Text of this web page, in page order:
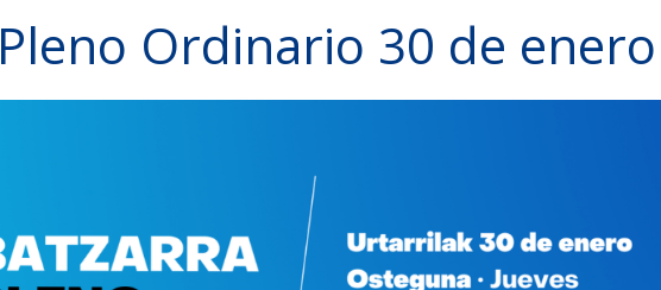
Pleno Ordinario 30 de enero